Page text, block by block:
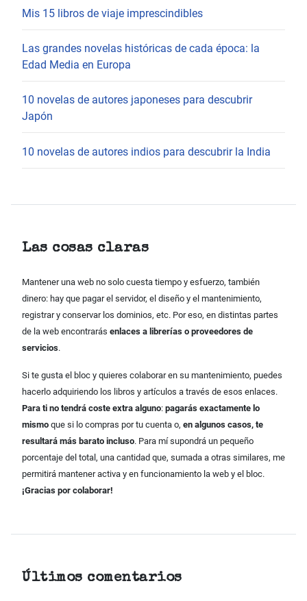
Mis 15 libros de viaje imprescindibles
Las grandes novelas históricas de cada época: la
Edad Media en Europa
10 novelas de autores japoneses para descubrir
Japón
10 novelas de autores indios para descubrir la India
Las cosas claras
Mantener una web no solo cuesta tiempo y esfuerzo, también
dinero: hay que pagar el servidor, el diseño y el mantenimiento,
registrar y conservar los dominios, etc. Por eso, en distintas partes
de la web encontrarás enlaces a librerías o proveedores de
servicios.
Si te gusta el bloc y quieres colaborar en su mantenimiento, puedes
hacerlo adquiriendo los libros y artículos a través de esos enlaces.
Para ti no tendrá coste extra alguno: pagarás exactamente lo
mismo que si lo compras por tu cuenta o, en algunos casos, te
resultará más barato incluso. Para mí supondrá un pequeño
porcentaje del total, una cantidad que, sumada a otras similares, me
permitirá mantener activa y en funcionamiento la web y el bloc.
¡Gracias por colaborar!
Últimos comentarios